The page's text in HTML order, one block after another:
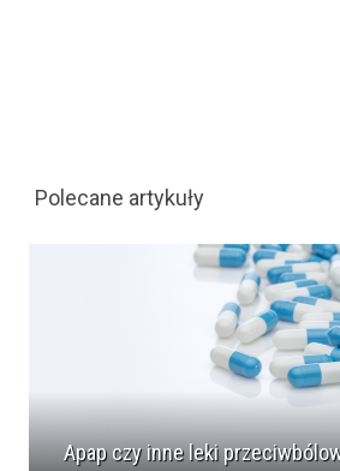
Polecane artykuły
Apap czy inne leki